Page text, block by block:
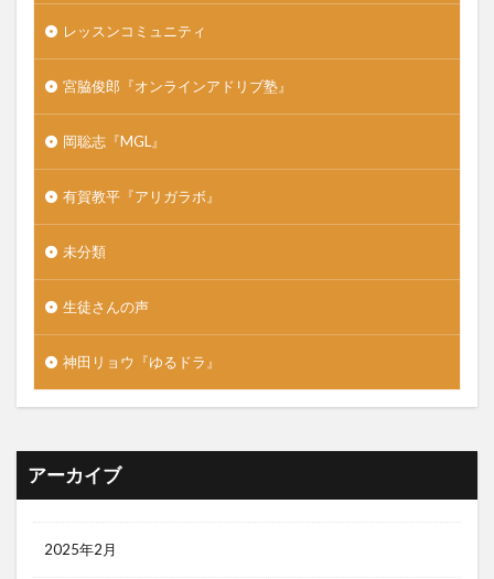
レッスンコミュニティ
宮脇俊郎『オンラインアドリブ塾』
岡聡志『MGL』
有賀教平『アリガラボ』
未分類
生徒さんの声
神田リョウ『ゆるドラ』
アーカイブ
2025年2月